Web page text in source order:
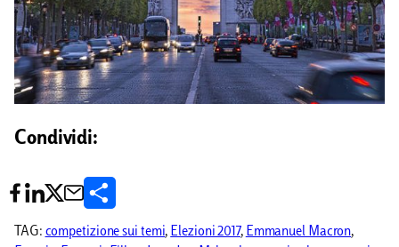
Condividi:
TAG: competizione sui temi, Elezioni 2017, Emmanuel Macron